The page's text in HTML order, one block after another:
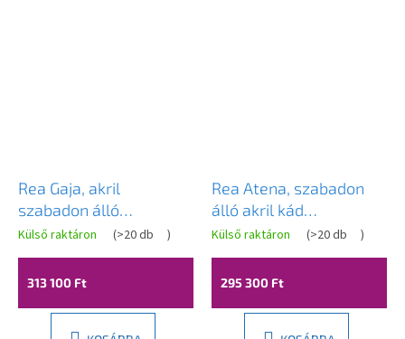
Rea Gaja, akril
szabadon álló
1700x815x595 mm,
fehér, REA-W0125
Külső raktáron (>20 db )
313 100 Ft
Rea Atena, szabadon
álló akril kád
1700x730x710 mm,
fehér, REA-W0127
A
termék
értékelése
5-
Külső raktáron (>20 db )
295 300 Ft